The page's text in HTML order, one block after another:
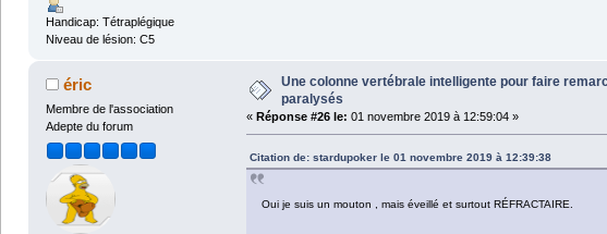
Handicap: Tétraplégique
Niveau de lésion: C5
éric
Membre de l'association
Adepte du forum
Une colonne vertébrale intelligente pour faire
paralysés
« Réponse #26 le: 01 novembre 2019 à 12:59:04 »
Citation de: stardupoker le 01 novembre 2019 à 12:39:38
Oui je suis un mouton , mais éveillé et surtout RÉFRACTAIRE.